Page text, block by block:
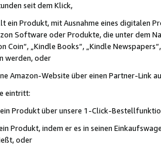
seit dem Klick,
Produkt, mit Ausnahme eines digitalen
Software oder Produkte, die unter dem
Coin“, „Kindle Books“, „Kindle
werden, oder
Amazon-Website über einen Partner-Link
eintritt:
Produkt über unsere 1-Click-
Produkt, indem er es in seinen
oder